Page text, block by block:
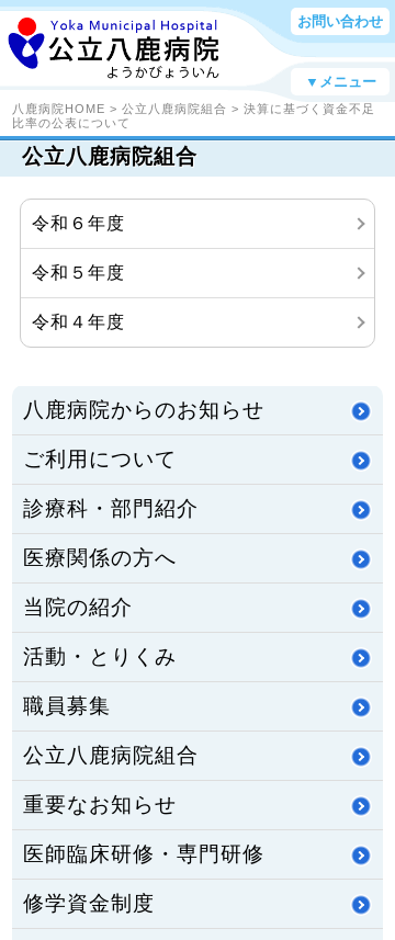
お問い合わせ
▼メニュー
八鹿病院HOME > 公立八鹿病院組合 > 決算に基づく資金不足
比率の公表について
公立八鹿病院組合
令和６年度
令和５年度
令和４年度
八鹿病院からのお知らせ
ご利用について
診療科・部門紹介
医療関係の方へ
当院の紹介
活動・とりくみ
職員募集
公立八鹿病院組合
重要なお知らせ
医師臨床研修・専門研修
修学資金制度